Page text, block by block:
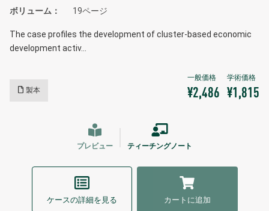
ボリューム 19ページ
The case profiles the development of cluster-based economic
development activ…
製本 ¥2,486 ¥1,815
プレビュー ティーチングノート
ケースの詳細を見る カートに追加